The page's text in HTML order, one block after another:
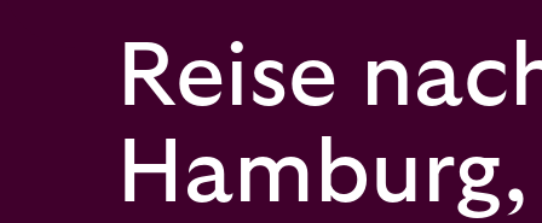
Reise
Hamburg,